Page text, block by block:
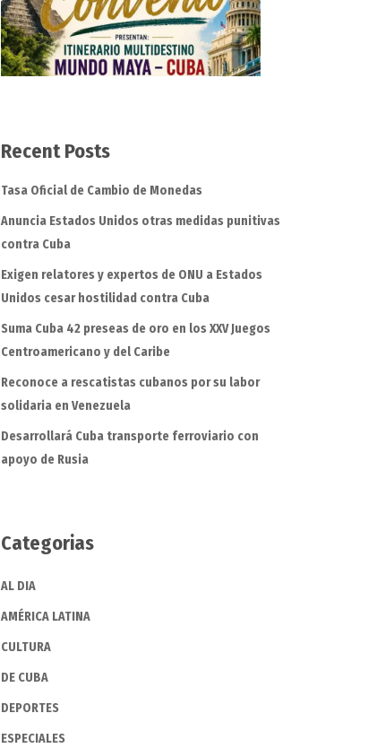
Recent Posts
Tasa Oficial de Cambio de Monedas
Anuncia Estados Unidos otras medidas punitivas
contra Cuba
Exigen relatores y expertos de ONU a Estados
Unidos cesar hostilidad contra Cuba
Suma Cuba 42 preseas de oro en los XXV Juegos
Centroamericano y del Caribe
Reconoce a rescatistas cubanos por su labor
solidaria en Venezuela
Desarrollará Cuba transporte ferroviario con
apoyo de Rusia
Categorias
AL DIA
AMÉRICA LATINA
CULTURA
DE CUBA
DEPORTES
ESPECIALES